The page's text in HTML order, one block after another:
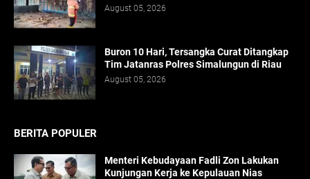
August 05, 2026
Buron 10 Hari, Tersangka Curat Ditangkap
Tim Jatanras Polres Simalungun di Riau
August 05, 2026
BERITA POPULER
Menteri Kebudayaan Fadli Zon Lakukan
Kunjungan Kerja ke Kepulauan Nias